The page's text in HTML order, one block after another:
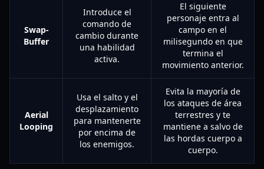
Swap-
Buffer
Introduce el
comando de
cambio durante
una habilidad
activa.
El siguiente
personaje entra al
campo en el
milisegundo en que
termina el
movimiento anterior.
Aerial
Looping
Usa el salto y el
desplazamiento
para mantenerte
por encima de
los enemigos.
Evita la mayoría de
los ataques de área
terrestres y te
mantiene a salvo de
las hordas cuerpo a
cuerpo.